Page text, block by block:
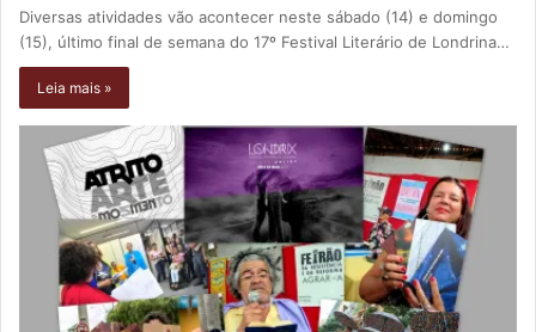
Diversas atividades vão acontecer neste sábado (14) e domingo
(15), último final de semana do 17º Festival Literário de Londrina…
Leia mais »